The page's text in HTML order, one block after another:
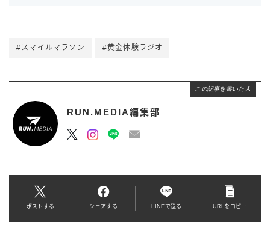
#スマイルマラソン #黄金体験ラジオ
この記事を書いた人
RUN.MEDIA編集部
ポストする シェアする LINEで送る URLをコピー